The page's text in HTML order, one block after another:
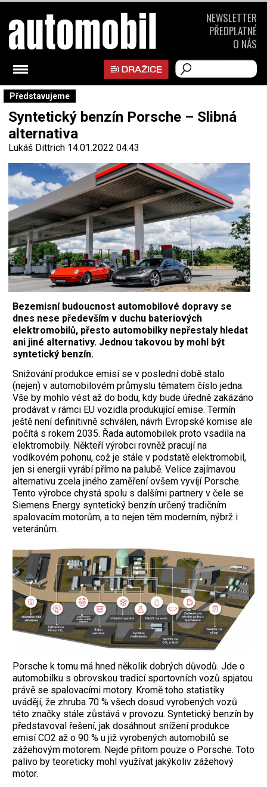
Představujeme
Syntetický benzín Porsche – Slibná
alternativa
Lukáš Dittrich 14.01.2022 04:43
Bezemisní budoucnost automobilové dopravy se
dnes nese především v duchu bateriových
elektromobilů, přesto automobilky nepřestaly hledat
ani jiné alternativy. Jednou takovou by mohl být
syntetický benzín.
Snižování produkce emisí se v poslední době stalo
(nejen) v automobilovém průmyslu tématem číslo jedna.
Vše by mohlo vést až do bodu, kdy bude úředně zakázáno
prodávat v rámci EU vozidla produkující emise. Termín
ještě není definitivně schválen, návrh Evropské komise ale
počítá s rokem 2035. Řada automobilek proto vsadila na
elektromobily. Někteří výrobci rovněž pracují na
vodíkovém pohonu, což je stále v podstatě elektromobil,
jen si energii vyrábí přímo na palubě. Velice zajímavou
alternativu zcela jiného zaměření ovšem vyvíjí Porsche.
Tento výrobce chystá spolu s dalšími partnery v čele se
Siemens Energy syntetický benzín určený tradičním
spalovacím motorům, a to nejen těm moderním, nýbrž i
veteránům.
Porsche k tomu má hned několik dobrých důvodů. Jde o
automobilku s obrovskou tradicí sportovních vozů spjatou
právě se spalovacími motory. Kromě toho statistiky
uvádějí, že zhruba 70 % všech dosud vyrobených vozů
této značky stále zůstává v provozu. Syntetický benzín by
představoval řešení, jak dosáhnout snížení produkce
emisí CO2 až o 90 % u již vyrobených automobilů se
zážehovým motorem. Nejde přitom pouze o Porsche. Toto
palivo by teoreticky mohl využívat jakýkoliv zážehový
motor.
NEWSLETTER
PŘEDPLATNÉ
O NÁS